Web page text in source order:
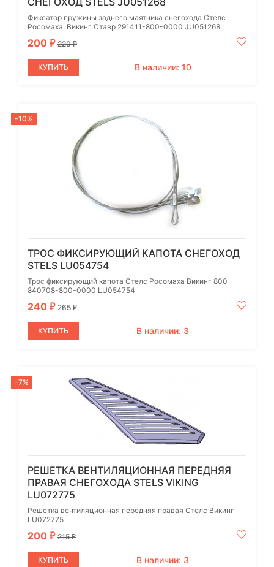
Фиксатор пружины заднего маятника снегохода Стелс
Росомаха, Викинг Ставр 291411-800-0000 JU051268
200 ₽ 220₽
КУПИТЬ В наличии: 10
-10%
ТРОС ФИКСИРУЮЩИЙ КАПОТА СНЕГОХОД
STELS LU054754
Трос фиксирующий капота Стелс Росомаха Викинг 800
840708-800-0000 LU054754
240 ₽ 265₽
КУПИТЬ В наличии: 3
-7%
РЕШЕТКА ВЕНТИЛЯЦИОННАЯ ПЕРЕДНЯЯ
ПРАВАЯ СНЕГОХОДА STELS VIKING
LU072775
Решетка вентиляционная передняя правая Стелс Викинг
LU072775
200 ₽ 215₽
КУПИТЬ В наличии: 3